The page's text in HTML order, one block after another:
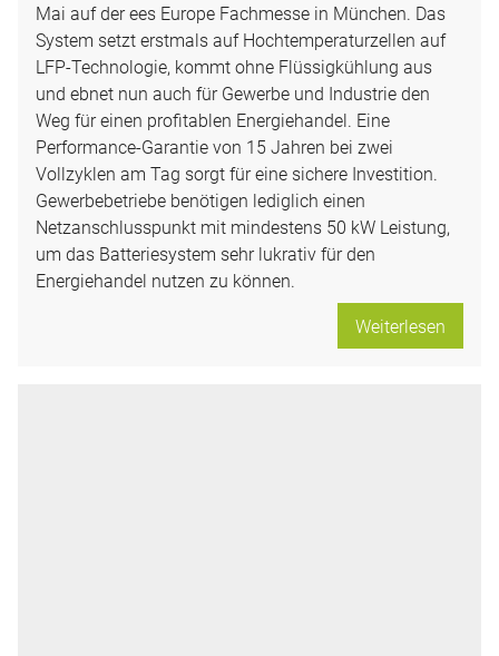
Mai auf der ees Europe Fachmesse in München. Das
System setzt erstmals auf Hochtemperaturzellen auf
LFP-Technologie, kommt ohne Flüssigkühlung aus
und ebnet nun auch für Gewerbe und Industrie den
Weg für einen profitablen Energiehandel. Eine
Performance-Garantie von 15 Jahren bei zwei
Vollzyklen am Tag sorgt für eine sichere Investition.
Gewerbebetriebe benötigen lediglich einen
Netzanschlusspunkt mit mindestens 50 kW Leistung,
um das Batteriesystem sehr lukrativ für den
Energiehandel nutzen zu können.
Weiterlesen